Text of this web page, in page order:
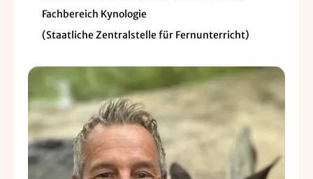
Fachbereich Kynologie
(Staatliche Zentralstelle für Fernunterricht)